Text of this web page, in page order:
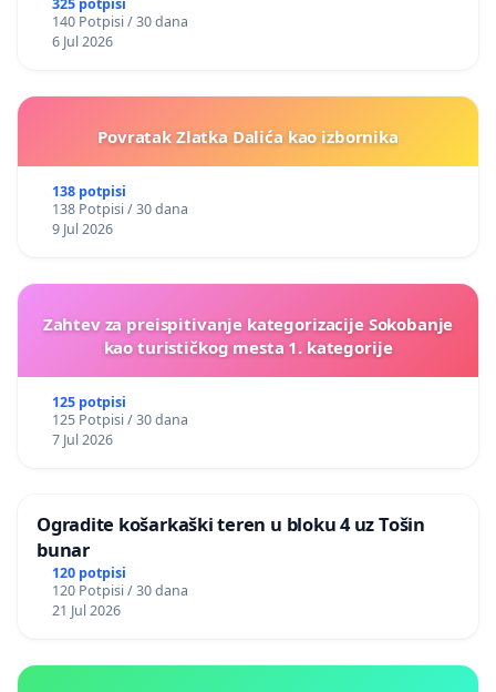
325 potpisi
140 Potpisi / 30 dana
6 Jul 2026
Povratak Zlatka Dalića kao izbornika
138 potpisi
138 Potpisi / 30 dana
9 Jul 2026
Zahtev za preispitivanje kategorizacije Sokobanje
kao turističkog mesta 1. kategorije
125 potpisi
125 Potpisi / 30 dana
7 Jul 2026
Ogradite košarkaški teren u bloku 4 uz Tošin
bunar
120 potpisi
120 Potpisi / 30 dana
21 Jul 2026